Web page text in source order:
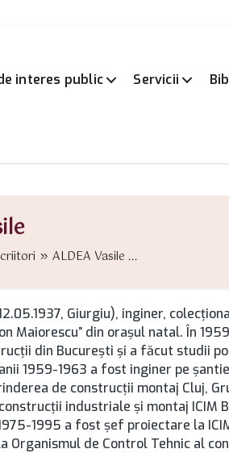
interes public Servicii
ALDEA Vasile ...
Giurgiu), inginer,
Maiorescu” din oraşul natal. În
din București şi a făcut studii
1959-1963 a fost inginer pe
de construcţii montaj Cluj,
industriale şi montaj ICIM
1995 a fost şef proiectare la
Organismul de Control Tehnic al